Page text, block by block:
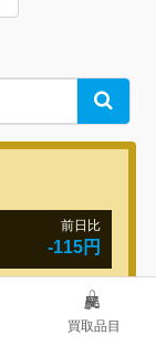
買取品目
Search
前日比
-115円